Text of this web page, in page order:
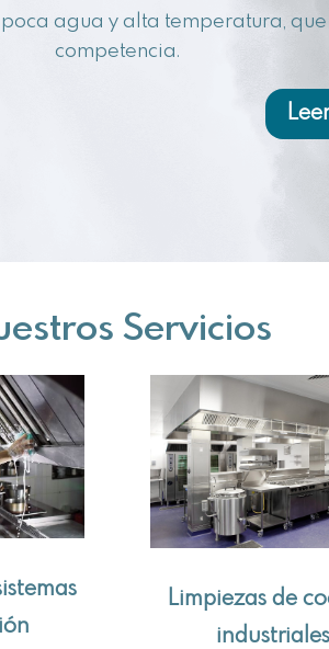
agua y alta temperatura,
competencia.
Servicios
Limpiezas de
industriales